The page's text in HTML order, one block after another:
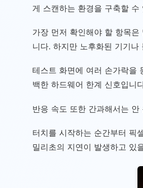
게 스캔하는 환경을 구축할 수
가장 먼저 확인해야 할 항목
니다. 하지만 노후화된 기기
테스트 화면에 여러 손가락을
백한 하드웨어 한계 신호입니
반응 속도 또한 간과해서는 안
터치를 시작하는 순간부터 픽
밀리초의 지연이 발생하고 있